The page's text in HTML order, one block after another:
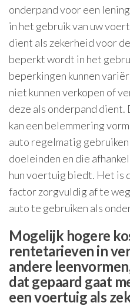
onderpand voor een
in het gebruik van uw
dient als zekerheid voor
beperkt wordt in het
beperkingen kunnen
niet kunnen verkopen of
deze als onderpand
kan een belemmering
auto regelmatig
doeleinden en die
hun voertuig biedt. Het is
factor zorgvuldig af te
auto te gebruiken als
Mogelijk hogere
rentetarieven in
andere
dat gepaard gaat
een voertuig als